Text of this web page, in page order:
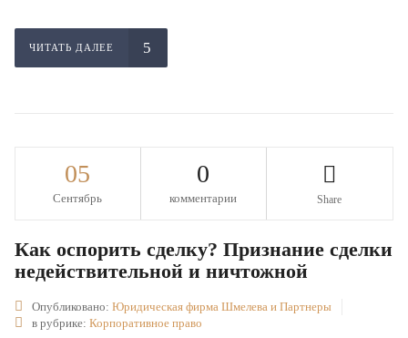
ЧИТАТЬ ДАЛЕЕ
05
Сентябрь
0
комментарии Share
Как оспорить сделку? Признание сделки
недействительной и ничтожной
Опубликовано: Юридическая фирма Шмелева и Партнеры
в рубрике: Корпоративное право